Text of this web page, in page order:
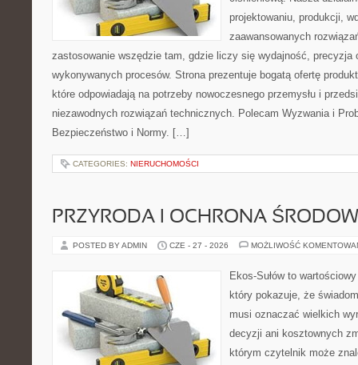
projektowaniu, produkcji,
zaawansowanych
zastosowanie wszędzie tam, gdzie liczy się wydajność, precyzja
wykonywanych procesów. Strona prezentuje bogatą ofertę
które odpowiadają na potrzeby nowoczesnego przemysłu i
niezawodnych rozwiązań technicznych. Polecam Wyzwania i
Bezpieczeństwo i Normy. […]
CATEGORIES: NIERUCHOMOŚCI
PRZYRODA I OCHRONA
POSTED BY ADMIN CZE - 27 - 2026 MOŻLIWOŚĆ
Ekos-Sułów to
który pokazuje, że
musi oznaczać wielkich
decyzji ani kosztownych
którym czytelnik może